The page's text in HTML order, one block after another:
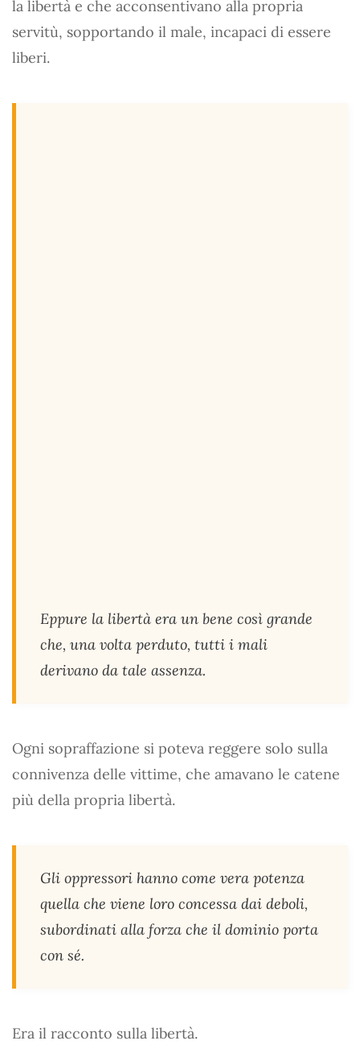
la libertà e che acconsentivano alla propria
servitù, sopportando il male, incapaci di essere
liberi.
Eppure la libertà era un bene così grande
che, una volta perduto, tutti i mali
derivano da tale assenza.
Ogni sopraffazione si poteva reggere solo sulla
connivenza delle vittime, che amavano le catene
più della propria libertà.
Gli oppressori hanno come vera potenza
quella che viene loro concessa dai deboli,
subordinati alla forza che il dominio porta
con sé.
Era il racconto sulla libertà.